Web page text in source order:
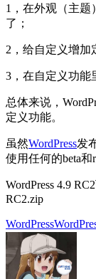
1，在外观（主题
了；
2，给自定义增加
3，在自定义功能
总体来说，
定义功能。
虽然WordPress发
使用任何的beta和
WordPress 4.9
RC2.zip
WordPress